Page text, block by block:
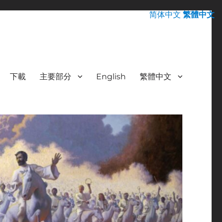
下載 主要部分 English 繁體中文
简体中文 繁體中文